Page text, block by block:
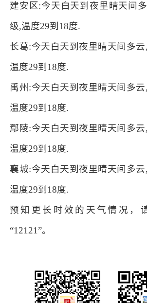
建安区:今天白天到夜里晴天间
级,温度29到18度.
长葛:今天白天到夜里晴天间多
温度29到18度.
禹州:今天白天到夜里晴天间多
温度29到18度.
鄢陵:今天白天到夜里晴天间多
温度29到18度.
襄城:今天白天到夜里晴天间多
温度29到18度.
预知更长时效的天气情况，
“12121”。